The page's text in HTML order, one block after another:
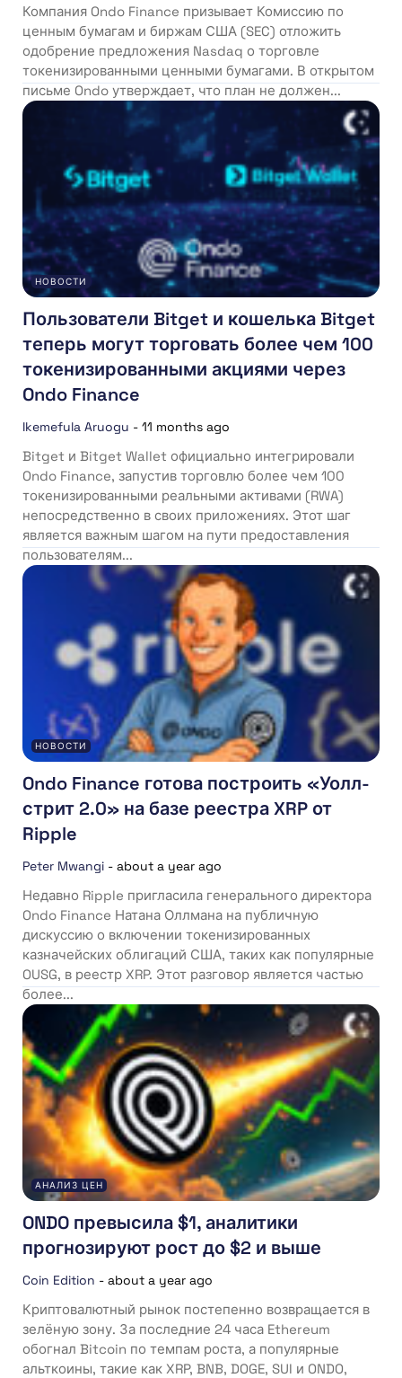
Компания Ondo Finance призывает Комиссию по
ценным бумагам и биржам США (SEC) отложить
одобрение предложения Nasdaq о торговле
токенизированными ценными бумагами. В открытом
письме Ondo утверждает, что план не должен...
НОВОСТИ
Пользователи Bitget и кошелька Bitget
теперь могут торговать более чем 100
токенизированными акциями через
Ondo Finance
Ikemefula Aruogu - 11 months ago
Bitget и Bitget Wallet официально интегрировали
Ondo Finance, запустив торговлю более чем 100
токенизированными реальными активами (RWA)
непосредственно в своих приложениях. Этот шаг
является важным шагом на пути предоставления
пользователям...
НОВОСТИ
Ondo Finance готова построить «Уолл-
стрит 2.0» на базе реестра XRP от
Ripple
Peter Mwangi - about a year ago
Недавно Ripple пригласила генерального директора
Ondo Finance Натана Оллмана на публичную
дискуссию о включении токенизированных
казначейских облигаций США, таких как популярные
OUSG, в реестр XRP. Этот разговор является частью
более...
АНАЛИЗ ЦЕН
ONDO превысила $1, аналитики
прогнозируют рост до $2 и выше
Coin Edition - about a year ago
Криптовалютный рынок постепенно возвращается в
зелёную зону. За последние 24 часа Ethereum
обогнал Bitcoin по темпам роста, а популярные
альткоины, такие как XRP, BNB, DOGE, SUI и ONDO,